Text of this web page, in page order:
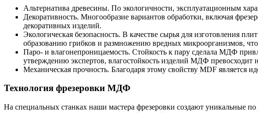
Альтернатива древесины. По экологичности, эксплуатационным
Декоративность. Многообразие вариантов обработки, включая
декоративных изделий.
Экологическая безопасность. В качестве сырья для изготовления
образованию грибков и размножению вредных микроорганизмов,
Паро- и влагонепроницаемость. Стойкость к пару сделала МДФ
утверждению экспертов, влагостойкость изделий МДФ превосходит
Механическая прочность. Благодаря этому свойству MDF является
Технология фрезеровки МДФ
На специальных станках наши мастера фрезеровки создают уникальные